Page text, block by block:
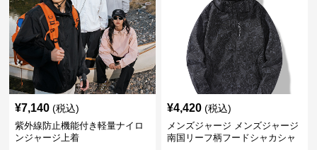
¥7,140 (税込)
紫外線防止機能付き軽量ナイロ
ンジャージ上着
¥4,420 (税込)
メンズジャージ メンズジャージ
南国リーフ柄フードシャカシャ